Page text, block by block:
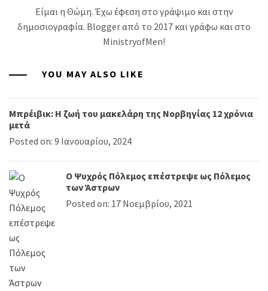
Είμαι η Θώμη. Έχω έφεση στο γράψιμο και στην
δημοσιογραφία. Blogger από το 2017 και γράφω και στο
MinistryofMen!
YOU MAY ALSO LIKE
Μπρέιβικ: Η ζωή του μακελάρη της Νορβηγίας 12 χρόνια
μετά
Posted on: 9 Ιανουαρίου, 2024
Ο Ψυχρός Πόλεμος επέστρεψε ως Πόλεμος
των Άστρων
Posted on: 17 Νοεμβρίου, 2021